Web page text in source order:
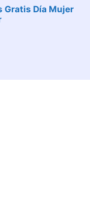
Gratis Día Mujer